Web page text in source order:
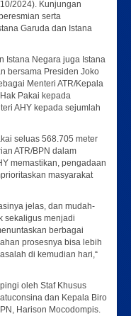
2024). Kunjungan
serta
Garuda dan Istana
Istana Negara juga Istana
bersama Presiden Joko
Menteri ATR/Kepala
Pakai kepada
AHY kepada sejumlah
seluas 568.705 meter
ATR/BPN dalam
memastikan, pengadaan
masyarakat
jelas, dan mudah-
sekaligus menjadi
berbagai
prosesnya bisa lebih
di kemudian hari,“
oleh Staf Khusus
dan Kepala Biro
Harison Mocodompis.